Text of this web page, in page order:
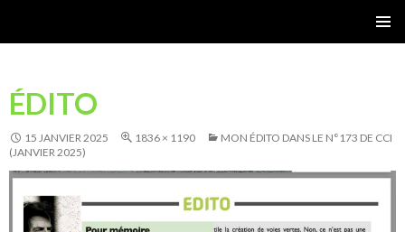
ÉDITO
15 JANVIER 2025 1836 × 1190
MON ÉDITO DANS LE N°173 DE CCI
(JANVIER 2025)